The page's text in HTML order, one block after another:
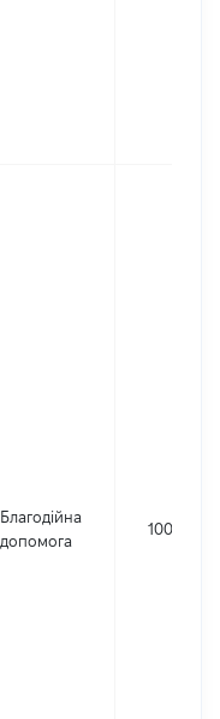
Благодійна
допомога
1000